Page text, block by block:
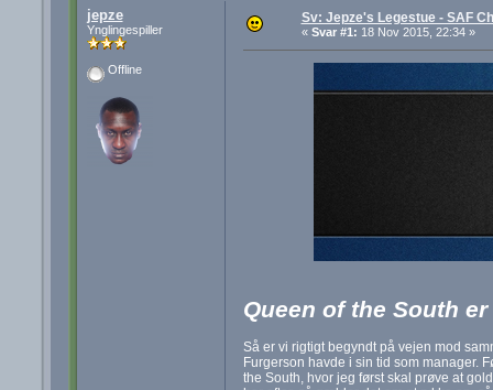
jepze
Ynglingespiller
Offline
Sv: Jepze's Legestue - SAF
« Svar #1: 18 Nov 2015, 22:34 »
Queen of the South
Så er vi rigtigt begyndt på vejen mod
Furgerson havde i sin tid som manager.
the South, hvor jeg først skal prøve at